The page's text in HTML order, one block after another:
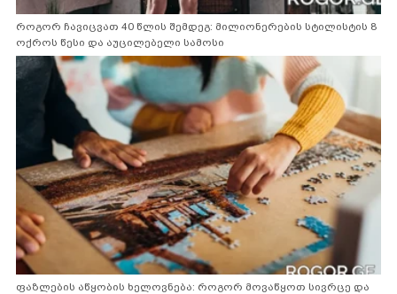
როგორ ჩავიცვათ 40 წლის შემდეგ: მილიონერების სტილისტის 8
ოქროს წესი და აუცილებელი სამოსი
ფაზლების აწყობის ხელოვნება: როგორ მოვაწყოთ სივრცე და